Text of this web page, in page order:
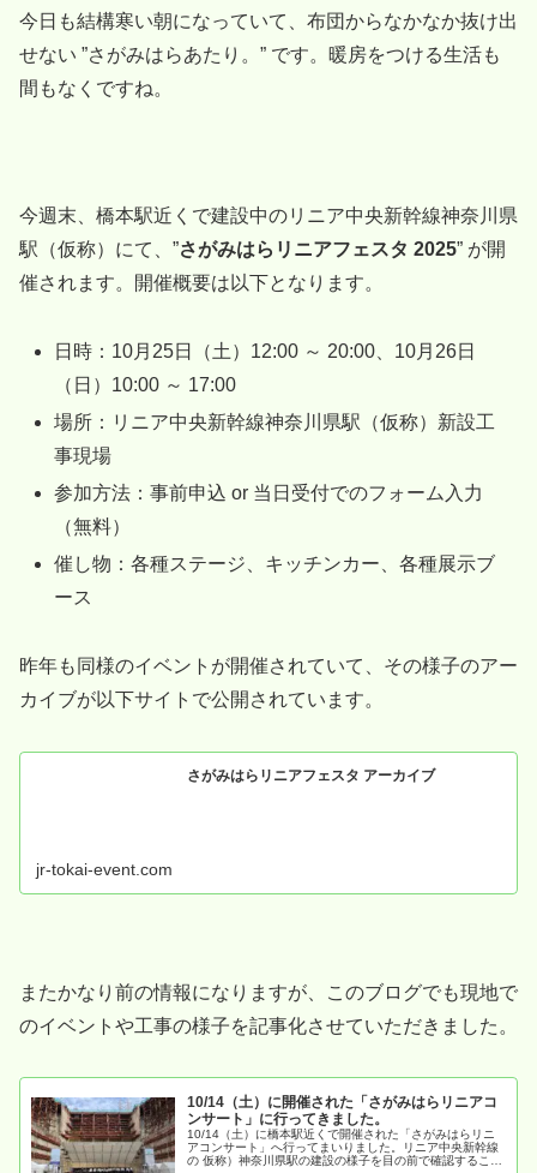
今日も結構寒い朝になっていて、布団からなかなか抜け出
せない ”さがみはらあたり。” です。暖房をつける生活も
間もなくですね。
今週末、橋本駅近くで建設中のリニア中央新幹線神奈川県
駅（仮称）にて、”さがみはらリニアフェスタ 2025” が開
催されます。開催概要は以下となります。
日時：10月25日（土）12:00 ～ 20:00、10月26日
（日）10:00 ～ 17:00
場所：リニア中央新幹線神奈川県駅（仮称）新設工
事現場
参加方法：事前申込 or 当日受付でのフォーム入力
（無料）
催し物：各種ステージ、キッチンカー、各種展示ブ
ース
昨年も同様のイベントが開催されていて、その様子のアー
カイブが以下サイトで公開されています。
さがみはらリニアフェスタ アーカイブ
jr-tokai-event.com
またかなり前の情報になりますが、このブログでも現地で
のイベントや工事の様子を記事化させていただきました。
10/14（土）に開催された「さがみはらリニアコ
ンサート」に行ってきました。
10/14（土）に橋本駅近くで開催された「さがみはらリニ
アコンサート」へ行ってまいりました。リニア中央新幹線
の 仮称）神奈川県駅の建設の様子を目の前で確認すること